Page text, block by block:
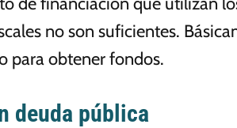
no son suficientes.
para obtener fondos.
deuda pública